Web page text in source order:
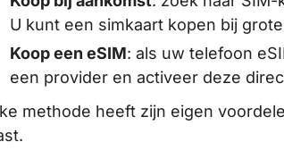
U kunt een simkaart kopen bij
Koop een eSIM: als uw telefoon
een provider en activeer deze
methode heeft zijn eigen